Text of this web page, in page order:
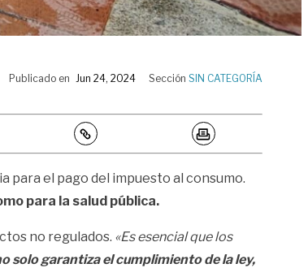
Publicado en Jun 24, 2024 Sección SIN CATEGORÍA
para el pago del impuesto al consumo.
para la salud pública.
no regulados. «Es esencial que los
solo garantiza el cumplimiento de la ley,